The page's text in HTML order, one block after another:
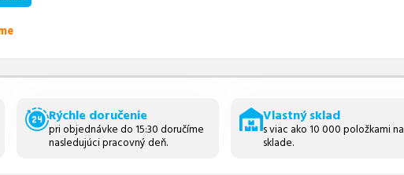
Rýchle doručenie
pri objednávke do 15:30 doručíme
nasledujúci pracovný deň.
Vlastný sklad
s viac ako 10 000 položkami na
sklade.